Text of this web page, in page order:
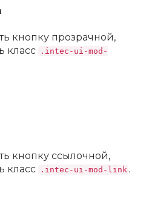
кнопку прозрачной,
класс
.intec-ui-mod-
кнопку ссылочной,
класс
.intec-ui-mod-link .